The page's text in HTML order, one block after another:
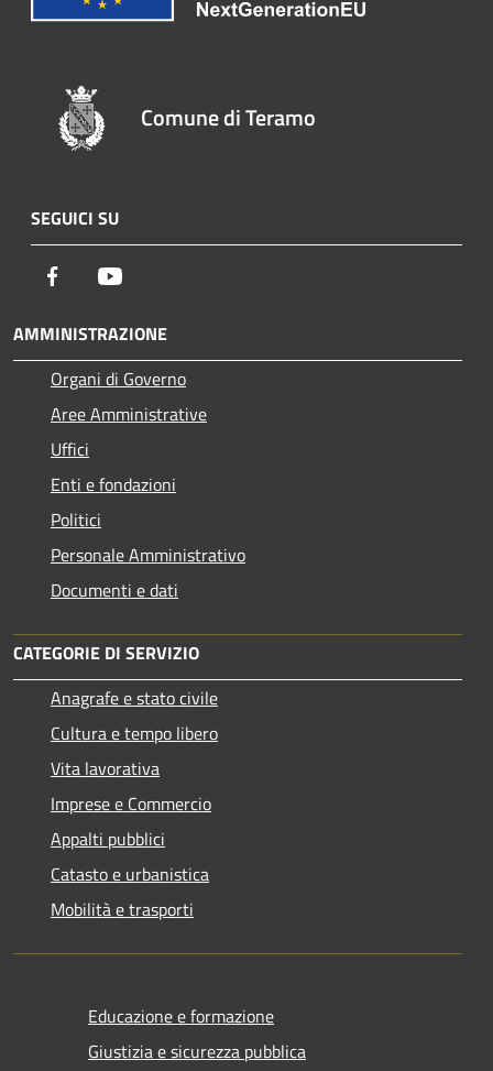
Comune di Teramo
SEGUICI SU
Facebook
AMMINISTRAZIONE
Organi di Governo
Aree Amministrative
Uffici
Enti e fondazioni
Politici
Personale Amministrativo
Documenti e dati
CATEGORIE DI SERVIZIO
Anagrafe e stato civile
Cultura e tempo libero
Vita lavorativa
Imprese e Commercio
Appalti pubblici
Catasto e urbanistica
Mobilità e trasporti
Educazione e formazione
Giustizia e sicurezza pubblica